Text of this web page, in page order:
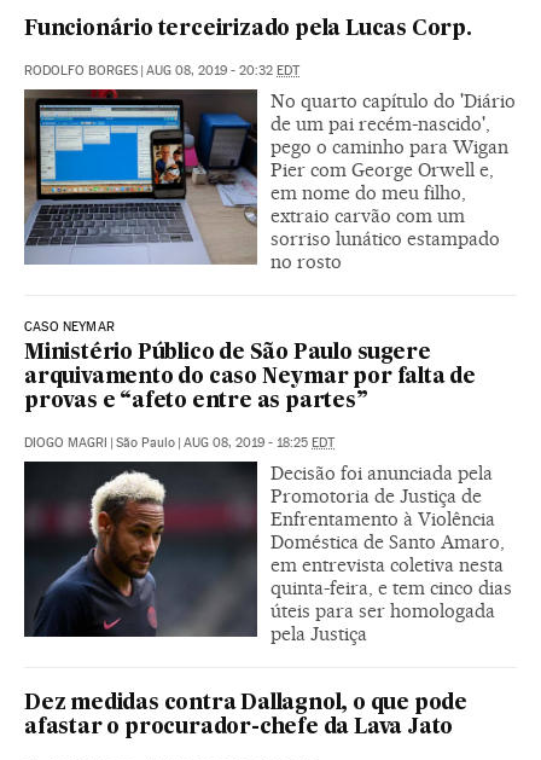
Funcionário terceirizado pela Lucas Corp.
RODOLFO BORGES AUG 08, 2019 - 20:32 EDT
No quarto capítulo do 'Diário
de um pai recém-nascido',
pego o caminho para Wigan
Pier com George Orwell e,
em nome do meu filho,
extraio carvão com um
sorriso lunático estampado
no rosto
CASO NEYMAR
Ministério Público de São Paulo sugere
arquivamento do caso Neymar por falta de
provas e “afeto entre as partes”
DIOGO MAGRI São Paulo AUG 08, 2019 - 18:25 EDT
Decisão foi anunciada pela
Promotoria de Justiça de
Enfrentamento à Violência
Doméstica de Santo Amaro,
em entrevista coletiva nesta
quinta-feira, e tem cinco dias
úteis para ser homologada
pela Justiça
Dez medidas contra Dallagnol, o que pode
afastar o procurador-chefe da Lava Jato